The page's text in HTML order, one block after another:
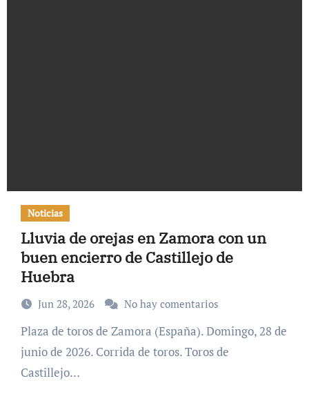
Noticias
Lluvia de orejas en Zamora con un
buen encierro de Castillejo de
Huebra
Jun 28, 2026 No hay comentarios
Plaza de toros de Zamora (España). Domingo, 28 de
junio de 2026. Corrida de toros. Toros de
Castillejo…